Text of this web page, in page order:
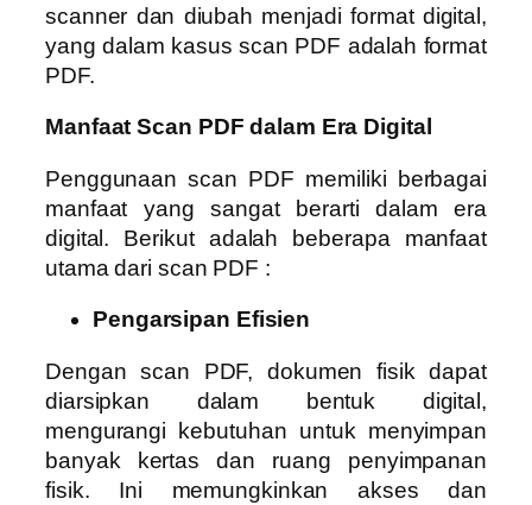
scanner dan diubah menjadi format digital,
yang dalam kasus scan PDF adalah format
PDF.
Manfaat Scan PDF dalam Era Digital
Penggunaan scan PDF memiliki berbagai
manfaat yang sangat berarti dalam era
digital. Berikut adalah beberapa manfaat
utama dari scan PDF :
Pengarsipan Efisien
Dengan scan PDF, dokumen fisik dapat
diarsipkan dalam bentuk digital,
mengurangi kebutuhan untuk menyimpan
banyak kertas dan ruang penyimpanan
fisik. Ini memungkinkan akses dan